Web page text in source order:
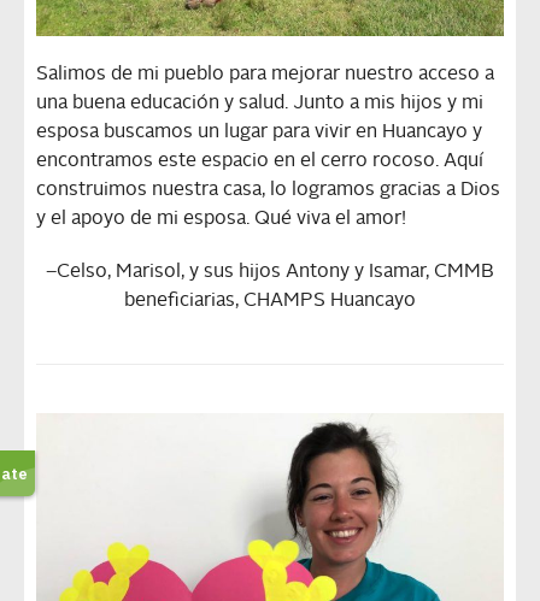
Salimos de mi pueblo para mejorar nuestro acceso a
una buena educación y salud. Junto a mis hijos y mi
esposa buscamos un lugar para vivir en Huancayo y
encontramos este espacio en el cerro rocoso. Aquí
construimos nuestra casa, lo logramos gracias a Dios
y el apoyo de mi esposa. Qué viva el amor!
–Celso, Marisol, y sus hijos Antony y Isamar, CMMB
beneficiarias, CHAMPS Huancayo